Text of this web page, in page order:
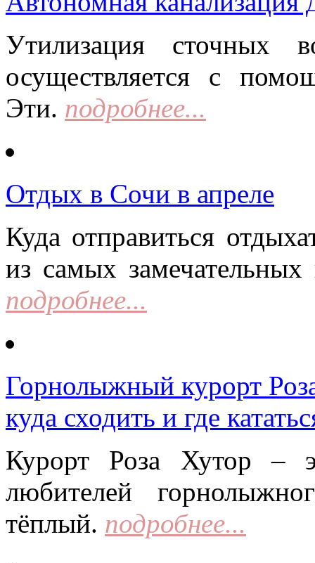
Утилизация сточных
осуществляется с
Эти. подробнее...
Отдых в Сочи в апреле
Куда отправиться
из самых замечательных
подробнее...
Горнолыжный курорт
куда сходить и где
Курорт Роза Хутор –
любителей
тёплый. подробнее...